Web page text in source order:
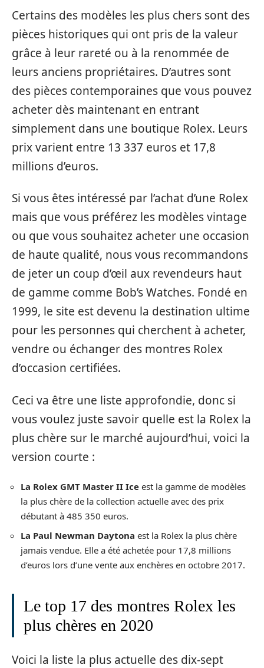
Certains des modèles les plus chers sont des
pièces historiques qui ont pris de la valeur
grâce à leur rareté ou à la renommée de
leurs anciens propriétaires. D’autres sont
des pièces contemporaines que vous pouvez
acheter dès maintenant en entrant
simplement dans une boutique Rolex. Leurs
prix varient entre 13 337 euros et 17,8
millions d’euros.
Si vous êtes intéressé par l’achat d’une Rolex
mais que vous préférez les modèles vintage
ou que vous souhaitez acheter une occasion
de haute qualité, nous vous recommandons
de jeter un coup d’œil aux revendeurs haut
de gamme comme Bob’s Watches. Fondé en
1999, le site est devenu la destination ultime
pour les personnes qui cherchent à acheter,
vendre ou échanger des montres Rolex
d’occasion certifiées.
Ceci va être une liste approfondie, donc si
vous voulez juste savoir quelle est la Rolex la
plus chère sur le marché aujourd’hui, voici la
version courte :
La Rolex GMT Master II Ice est la gamme de modèles
la plus chère de la collection actuelle avec des prix
débutant à 485 350 euros.
La Paul Newman Daytona est la Rolex la plus chère
jamais vendue. Elle a été achetée pour 17,8 millions
d’euros lors d’une vente aux enchères en octobre 2017.
Le top 17 des montres Rolex les
plus chères en 2020
Voici la liste la plus actuelle des dix-sept